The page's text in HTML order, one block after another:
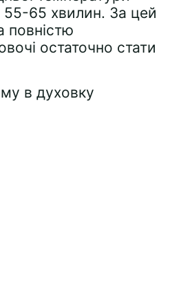
55-65 хвилин. За цей
повністю
остаточно стати